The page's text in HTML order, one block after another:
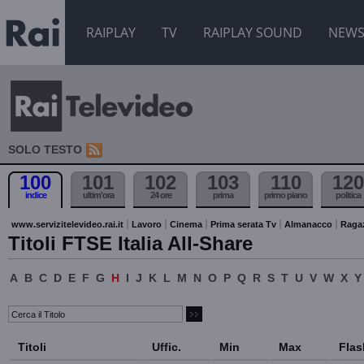
RAIPLAY TV RAIPLAY SOUND NEWS
SOLO TESTO
100
indice
101
ultim'ora
102
24 ore
103
prima
110
primo piano
120
politica
www.servizitelevideo.rai.it Lavoro Cinema Prima serata Tv Almanacco
Titoli FTSE Italia All-Share
A B C D E F G H I J K L M N O P Q R S T U V W X Y
Titoli Uffic. Min Max